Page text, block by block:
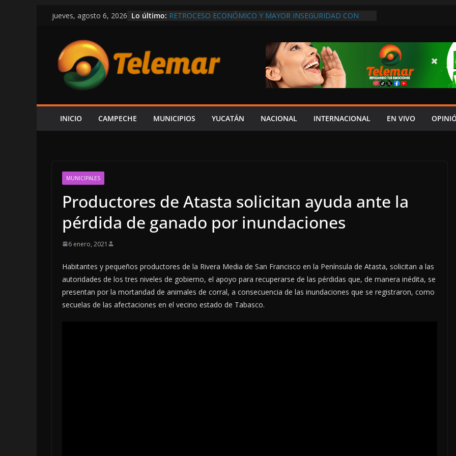
Saltar
contenido
jueves, agosto 6, 2026 Lo último: RETROCESO ECONÓMICO Y MAYOR INSEGURIDAD CON
OTRA VEZ SIN PREVIO AVISO, SEDUMOP CIERRA TRAMO DE
UN CARRIL EN LA AVENIDA OBREGÓN Y CAUSA CAOS VIAL;
¡TOME SUS PRECAUCIONES!
BALEAN UNA CASA EN POMUCH, HECELCHAKÁN; ¿Y LA
SEGURIDAD QUE PRESUMEN LAYDA Y MARCELA?
INICIO CAMPECHE MUNICIPIOS YUCATÁN NACIONAL INTERNACIONAL EN VIVO
MUNICIPALES
Productores de Atasta solicitan ayuda ante la
pérdida de ganado por inundaciones
6 enero, 2021
Habitantes y pequeños productores de la Rivera Media de San Francisco en la Península de Atasta, solicitan a las
autoridades de los tres niveles de gobierno, el apoyo para recuperarse de las pérdidas que, de manera inédita, se
presentan por la mortandad de animales de corral, a consecuencia de las inundaciones que se registraron, como
secuelas de las afectaciones en el vecino estado de Tabasco.